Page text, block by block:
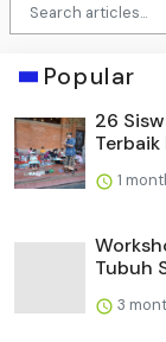
Popular
26
Terbaik
1
Tubuh
3